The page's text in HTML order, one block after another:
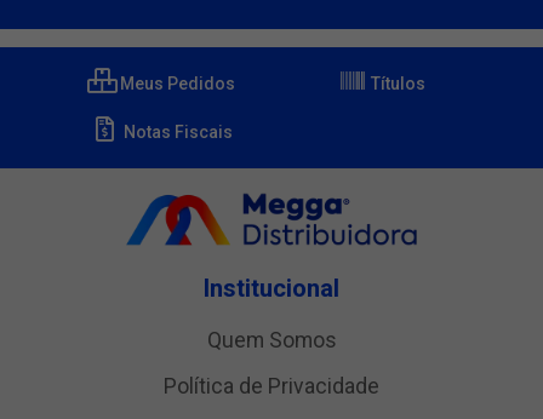
Meus Pedidos Títulos
Notas Fiscais
Institucional
Quem Somos
Política de Privacidade